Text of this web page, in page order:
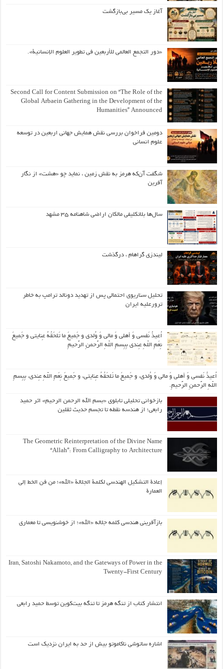
آغاز یک مسیر بی‌بازگشت
«دور التجمع العالمي للأربعين في تطوير العلوم الإنسانية».
Second Call for Content Submission on “The Role of the
Global Arbaein Gathering in the Development of the
Humanities” Announced
دومین فراخوان بررسی نقش همایش جهانی اربعین در توسعه
علوم انسانی
شگفت آن‌که هرمز به نقش زمین ، نماید چو «هشت» از نگار
آفرین
سال‌ها بلاتکلیفی مالکان اراضی شاهنامه ۳۵ مشهد
لیندزی گراهام ، درگذشت
تحلیل سناریوی احتمالی پس از تهدید دونالد ترامپ به خاطر
ترورعلیه ایران
اُعیذُ نَفسی وَ أهلی وَ مالی وَ وُلدی و جَمیعَ ما تَلحَقُهُ عِنایتی و جَمیعَ
نِعَمِ اللّهِ عِندی بِبِسمِ اللّهِ الرَّحمنِ الرَّحیمِ
اُعیذُ نَفسی وَ أهلی وَ مالی وَ وُلدی، و جَمیعَ ما تَلحَقُهُ عِنایتی، و جَمیعَ نِعَمِ اللّهِ عِندی، بِبِسمِ
اللّهِ الرَّحمنِ الرَّحیمِ.
بازخوانی تحلیلی تابلوی «بسم الله الرحمن الرحیم» اثر حمید
رابعی؛ از هندسه نقطه تا تجسم حدیث ثقلین
The Geometric Reinterpretation of the Divine Name
“Allah”: From Calligraphy to Architecture
إعادة التشكيل الهندسي لكلمة الجلالة «الله»؛ من فن الخط إلى
العمارة
بازآفرینی هندسی کلمه جلاله «الله»؛ از خوشنویسی تا معماری
Iran, Satoshi Nakamoto, and the Gateways of Power in the
Twenty-First Century
انتشار کتاب از تنگه هرمز تا تنگه بیت‌کوین توسط حمید رابعی
اشاره ساتوشی ناکاموتو بیش از حد به ایران نزدیک است